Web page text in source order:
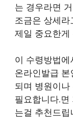
는 경우라면
조금은 상세
제일 중요한게
이 수령방법
온라인발급
되며 병원이
필요합니다.
는걸 추천드립